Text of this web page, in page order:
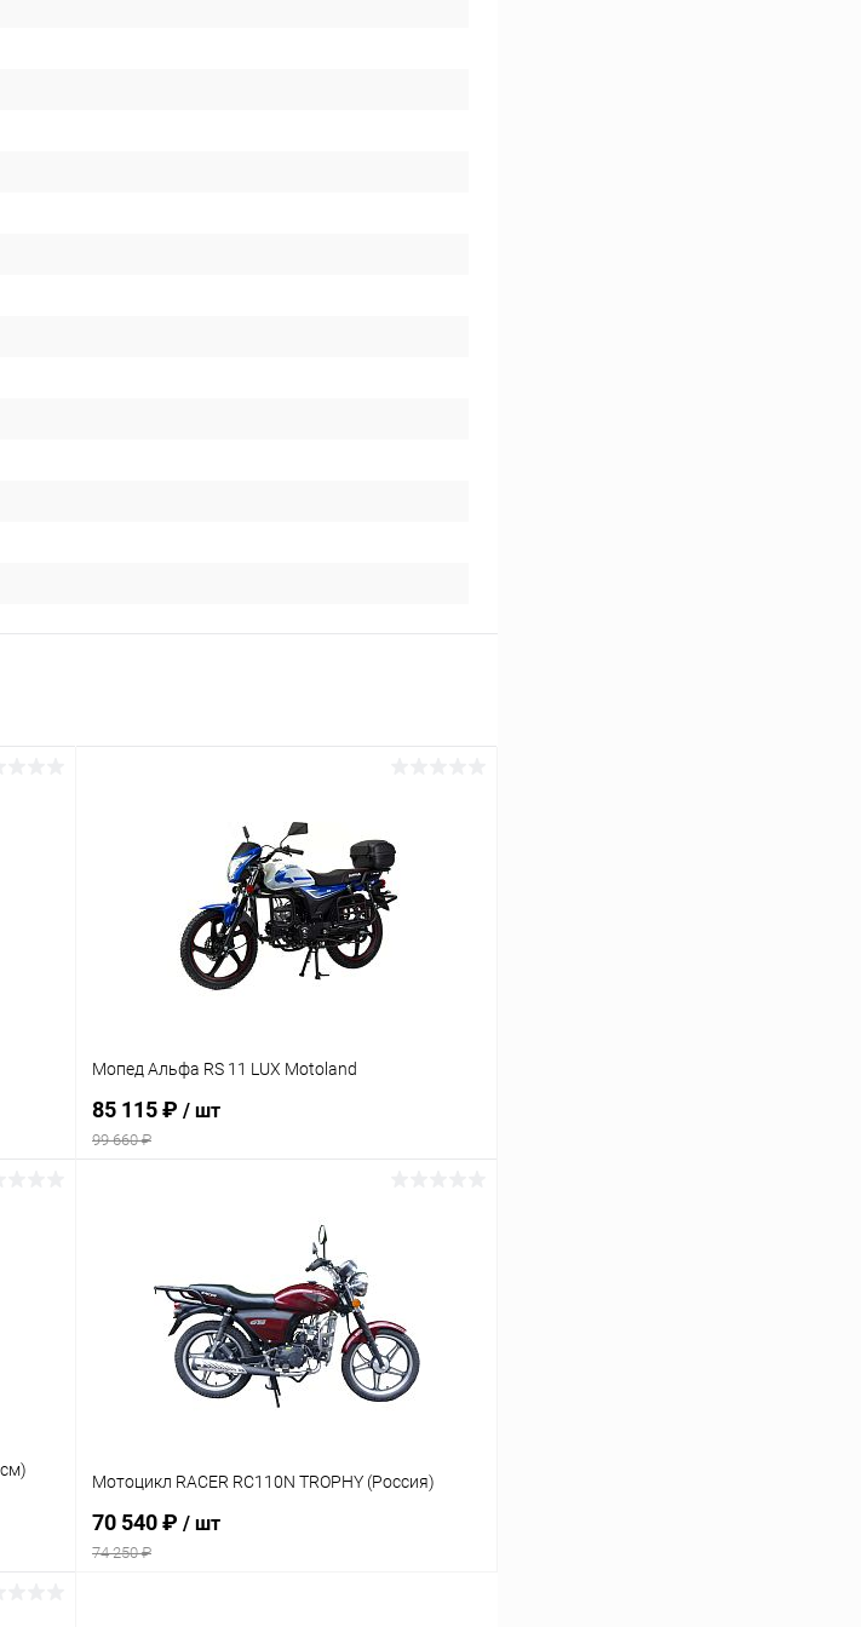
Мопед Альфа RS 11 LUX Motoland
85 115 ₽ / шт
99 660 ₽
В избранное В наличии
Мотоцикл RACER RC110N TROPHY (Россия)
70 540 ₽ / шт
74 250 ₽